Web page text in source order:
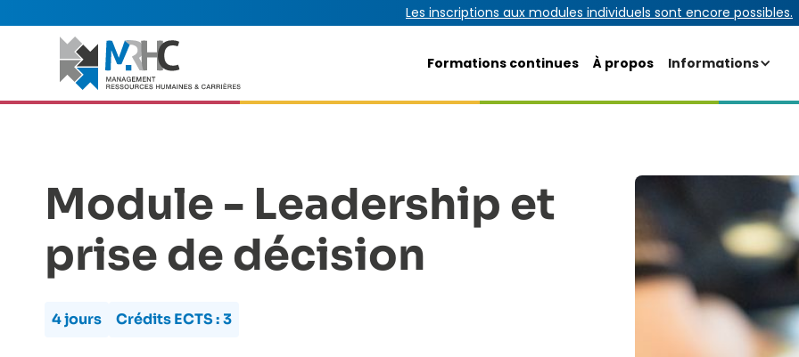
Les inscriptions aux modules individuels sont encore possibles.
Formations continues À propos Informations
Module - Leadership et
prise de décision
4 jours Crédits ECTS :3